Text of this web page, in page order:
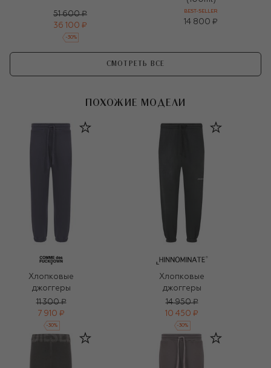
51 600 ₽
36 100 ₽
-30%
BEST-SELLER
14 800 ₽
СМОТРЕТЬ ВСЕ
ПОХОЖИЕ МОДЕЛИ
Хлопковые
джоггеры
11 300 ₽
7 910 ₽
-30%
Хлопковые
джоггеры
14 950 ₽
10 450 ₽
-30%